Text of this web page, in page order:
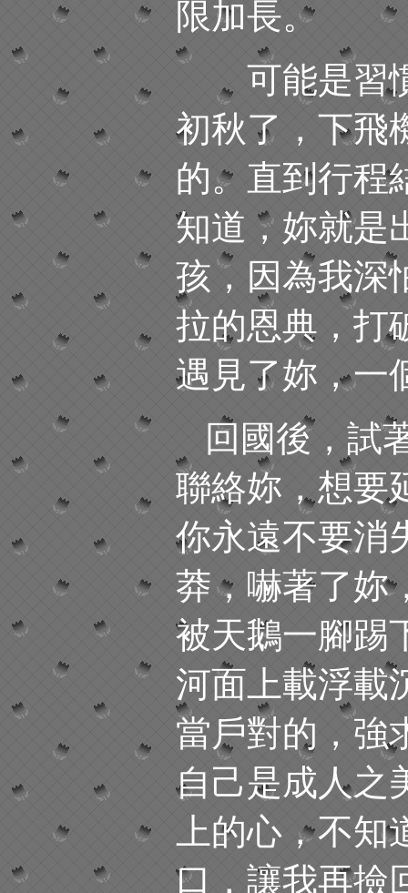
限加長。
可能是習慣
初秋了，下飛
的。直到行程
知道，妳就是
孩，因為我深
拉的恩典，打
遇見了妳，一
回國後，試
聯絡妳，想要
你永遠不要消
莽，嚇著了妳
被天鵝一腳踢
河面上載浮載
當戶對的，強
自己是成人之
上的心，不
口，讓我再撿